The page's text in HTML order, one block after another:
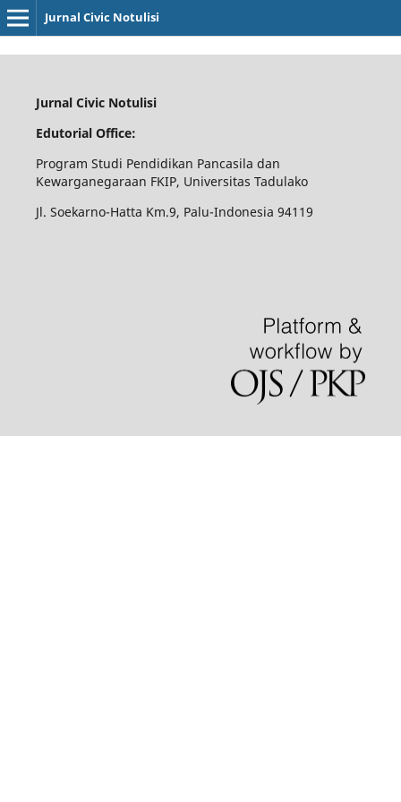
Jurnal Civic Notulisi
Jurnal Civic Notulisi
Edutorial Office:
Program Studi Pendidikan Pancasila dan
Kewarganegaraan FKIP, Universitas Tadulako
Jl. Soekarno-Hatta Km.9, Palu-Indonesia 94119